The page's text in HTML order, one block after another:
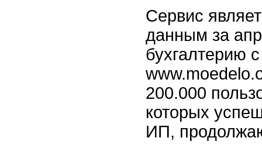
Сервис
данным за
бухгалтерию
200.000
которых
ИП,